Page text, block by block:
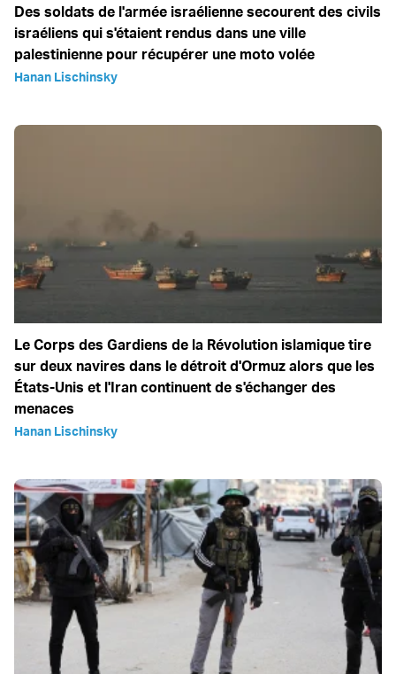
Des soldats de l'armée israélienne secourent des civils
israéliens qui s'étaient rendus dans une ville
palestinienne pour récupérer une moto volée
Hanan Lischinsky
Le Corps des Gardiens de la Révolution islamique tire
sur deux navires dans le détroit d'Ormuz alors que les
États-Unis et l'Iran continuent de s'échanger des
menaces
Hanan Lischinsky